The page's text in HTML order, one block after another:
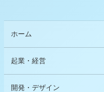
ホーム
起業・経営
開発・デザイン